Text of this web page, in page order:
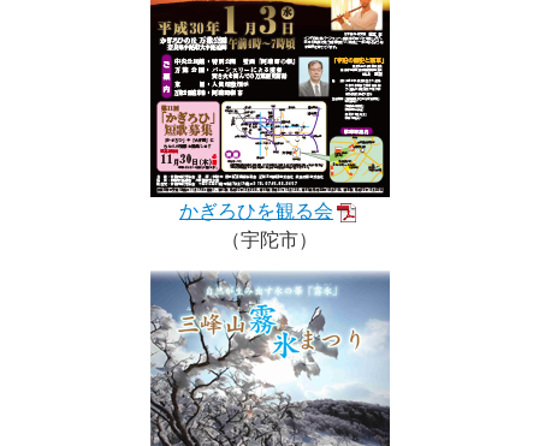
かぎろひを観る会
（宇陀市）